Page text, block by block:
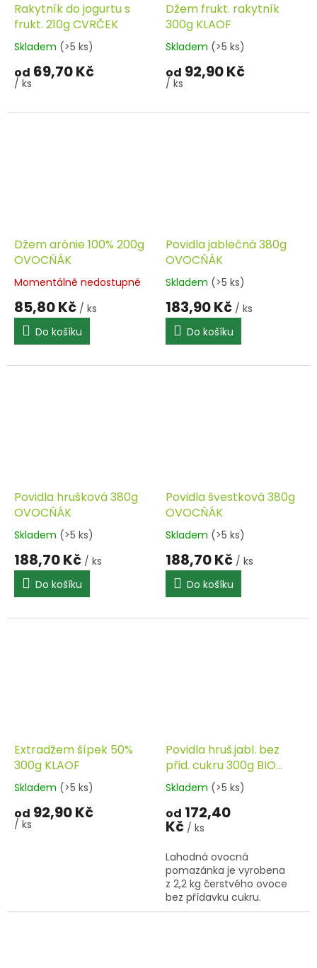
Rakytník do jogurtu s
frukt. 210g CVRČEK
Skladem (>5 ks)
od 69,70 Kč
/ ks
Džem frukt. rakytník
300g KLAOF
Skladem (>5 ks)
od 92,90 Kč
/ ks
Džem arónie 100% 200g
OVOCŇÁK
Momentálně nedostupné
85,80 Kč / ks
Do košíku
Povidla jablečná 380g
OVOCŇÁK
Skladem (>5 ks)
183,90 Kč / ks
Do košíku
Povidla hrušková 380g
OVOCŇÁK
Skladem (>5 ks)
188,70 Kč / ks
Do košíku
Povidla švestková 380g
OVOCŇÁK
Skladem (>5 ks)
188,70 Kč / ks
Do košíku
Extradžem šípek 50%
300g KLAOF
Skladem (>5 ks)
od 92,90 Kč
/ ks
Povidla hruš.jabl. bez
přid. cukru 300g BIO
RAPUNZEL
Skladem (>5 ks)
od 172,40
Kč / ks
Lahodná ovocná
pomazánka je vyrobena
z 2,2 kg čerstvého ovoce
bez přídavku cukru.